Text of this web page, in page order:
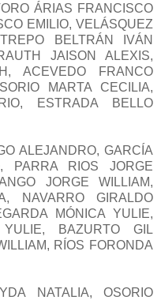
ÁRIAS FRANCISCO
EMILIO, VELÁSQUEZ
BELTRÁN IVÁN
JAISON ALEXIS,
ACEVEDO FRANCO
MARTA CECILIA,
ESTRADA BELLO
ALEJANDRO, GARCÍA
PARRA RIOS JORGE
JORGE WILLIAM,
NAVARRO GIRALDO
MÓNICA YULIE,
BAZURTO GIL
RÍOS FORONDA
NATALIA, OSORIO